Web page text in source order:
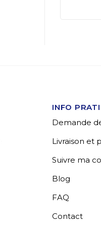
INFO
Demande
Livraison et
Suivre ma
Blog
FAQ
Contact